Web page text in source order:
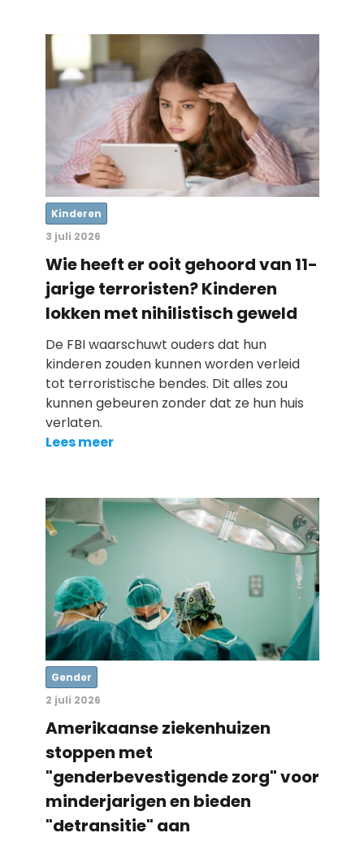
Kinderen
3 juli 2026
Wie heeft er ooit gehoord van 11-
jarige terroristen? Kinderen
lokken met nihilistisch geweld
De FBI waarschuwt ouders dat hun
kinderen zouden kunnen worden verleid
tot terroristische bendes. Dit alles zou
kunnen gebeuren zonder dat ze hun huis
verlaten.
Lees meer
Gender
2 juli 2026
Amerikaanse ziekenhuizen
stoppen met
"genderbevestigende zorg" voor
minderjarigen en bieden
"detransitie" aan